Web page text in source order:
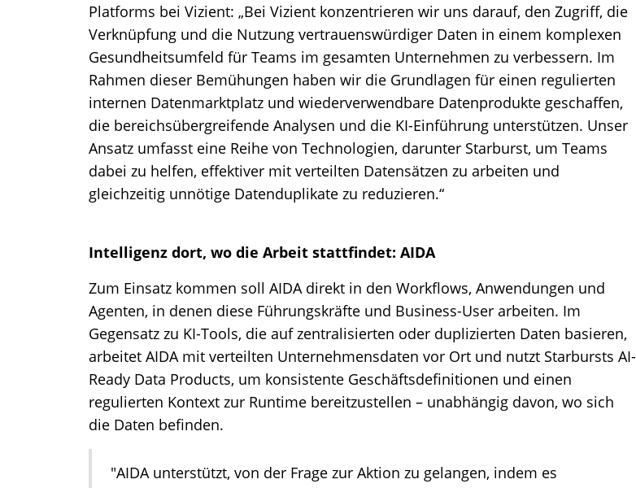
Platforms bei Vizient: „Bei Vizient konzentrieren wir uns darauf, den Zugriff, die
Verknüpfung und die Nutzung vertrauenswürdiger Daten in einem komplexen
Gesundheitsumfeld für Teams im gesamten Unternehmen zu verbessern. Im
Rahmen dieser Bemühungen haben wir die Grundlagen für einen regulierten
internen Datenmarktplatz und wiederverwendbare Datenprodukte geschaffen,
die bereichsübergreifende Analysen und die KI-Einführung unterstützen. Unser
Ansatz umfasst eine Reihe von Technologien, darunter Starburst, um Teams
dabei zu helfen, effektiver mit verteilten Datensätzen zu arbeiten und
gleichzeitig unnötige Datenduplikate zu reduzieren.“
Intelligenz dort, wo die Arbeit stattfindet: AIDA
Zum Einsatz kommen soll AIDA direkt in den Workflows, Anwendungen und
Agenten, in denen diese Führungskräfte und Business-User arbeiten. Im
Gegensatz zu KI-Tools, die auf zentralisierten oder duplizierten Daten basieren,
arbeitet AIDA mit verteilten Unternehmensdaten vor Ort und nutzt Starbursts AI-
Ready Data Products, um konsistente Geschäftsdefinitionen und einen
regulierten Kontext zur Runtime bereitzustellen – unabhängig davon, wo sich
die Daten befinden.
"AIDA unterstützt, von der Frage zur Aktion zu gelangen, indem es